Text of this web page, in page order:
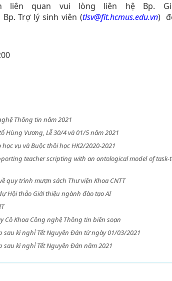
liên quan vui lòng liên hệ Bp.
Bp. Trợ lý sinh viên (tlsv@fit.hcmus.edu.vn)
Thông tin năm 2021
Hùng Vương, Lễ 30/4 và 01/5 năm 2021
vụ và Buộc thôi học HK2/2020-2021
teacher scripting with an ontological model of task-
quy trình mượn sách Thư viện Khoa CNTT
Hội thảo Giới thiệu ngành đào tạo AI
Cô Khoa Công nghệ Thông tin biên soạn
sau kì nghỉ Tết Nguyên Đán từ ngày 01/03/2021
sau kì nghỉ Tết Nguyên Đán năm 2021